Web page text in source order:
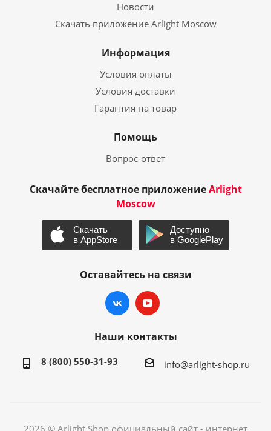
Новости
Скачать приложение Arlight Moscow
Информация
Условия оплаты
Условия доставки
Гарантия на товар
Помощь
Вопрос-ответ
Скачайте бесплатное приложениеArlight
Moscow
Оставайтесь на связи
Наши контакты
8 (800) 550-31-93 info@arlight-shop.ru
2026 © Arlight Shop официальный сайт - интернет